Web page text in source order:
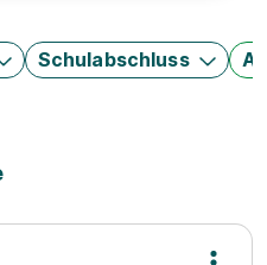
Schulabschluss